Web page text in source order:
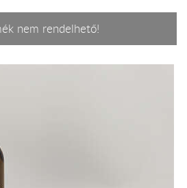
nem rendelhető!